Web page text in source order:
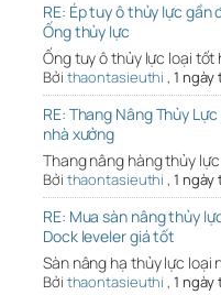
RE: Ép tuy ô thủy lực gần
Ống thủy lực
Ống tuy ô thủy lực loại
Bởi thaontasieuthi , 1
RE: Thang Nâng Thủy
nhà xưởng
Thang nâng hàng thủy
Bởi thaontasieuthi , 1
RE: Mua sàn nâng thủy
Dock leveler giá tốt
Sàn nâng hạ thủy lực loại
Bởi thaontasieuthi , 1